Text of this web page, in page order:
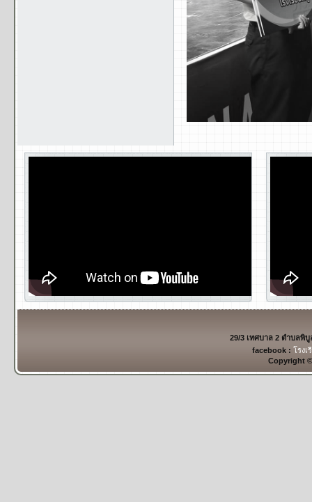
29/3 เทศบาล 2 ตำบลพิ
facebook : โรงเ
Copyright